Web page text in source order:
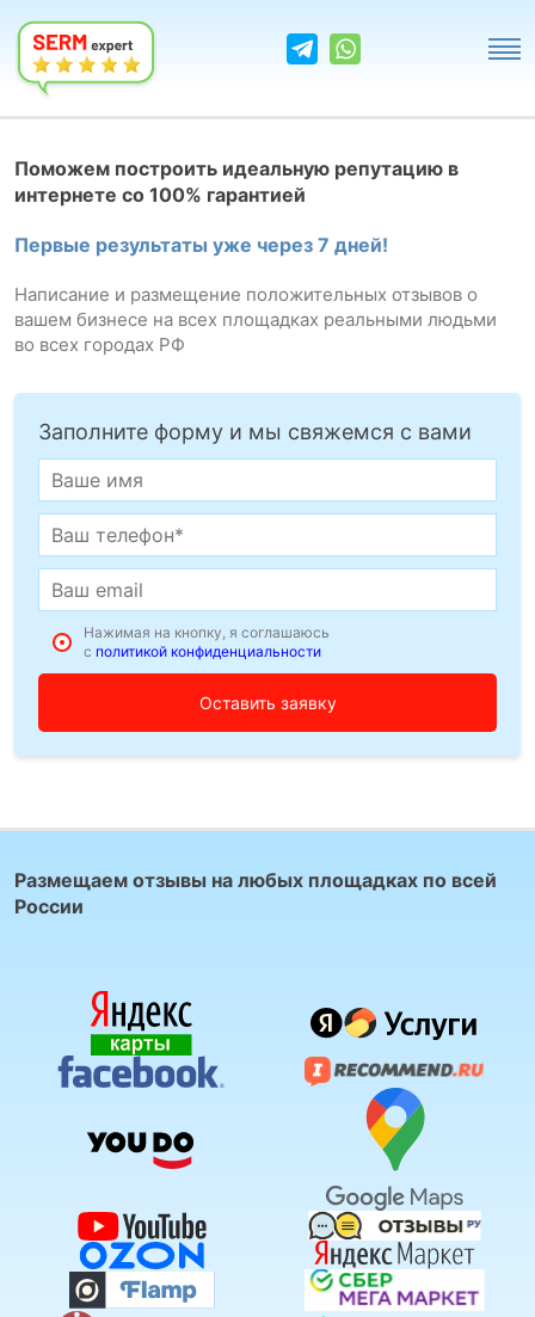
Поможем построить идеальную репутацию в
интернете со 100% гарантией
Первые результаты уже через 7 дней!
Написание и размещение положительных отзывов о
вашем бизнесе на всех площадках реальными людьми
во всех городах РФ
Заполните форму и мы свяжемся с вами
Нажимая на кнопку, я соглашаюсь
с политикой конфиденциальности
Размещаем отзывы на любых площадках по всей
России